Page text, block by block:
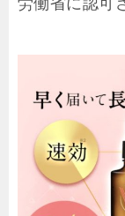
労働省に認可